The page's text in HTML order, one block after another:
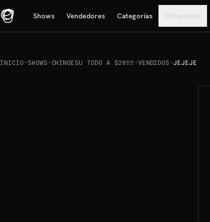
Shows Vendedores Categorías ES Español▾
INICIO · SHOWS · CHINGESU TODO A $20‼️‼️ · VENDIDOS ·JEJEJE